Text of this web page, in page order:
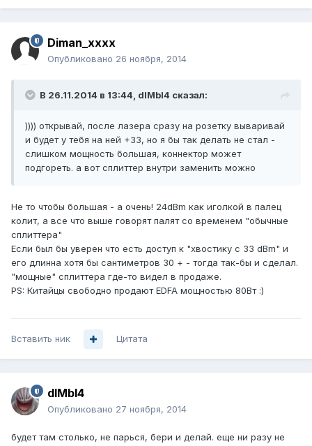
Diman_xxxx
Опубликовано 26 ноября, 2014
В 26.11.2014 в 13:44, dIMbI4 сказал:
)))) открывай, после лазера сразу на розетку вываривай
и будет у тебя на ней +33, но я бы так делать не стал -
слишком мощность большая, коннектор может
подгореть. а вот сплиттер внутри заменить можно
Не то чтобы большая - а очень! 24dBm как иголкой в палец
колит, а все что выше говорят палят со временем "обычные
сплиттера"
Если был бы уверен что есть доступ к "хвостику с 33 dBm" и
его длинна хотя бы сантиметров 30 + - тогда так-бы и сделал.
"мощные" сплиттера где-то видел в продаже.
PS: Китайцы свободно продают EDFA мощностью 80Вт :)
Вставить ник Цитата
dIMbI4
Опубликовано 27 ноября, 2014
будет там столько, не парься, бери и делай. еще ни разу не